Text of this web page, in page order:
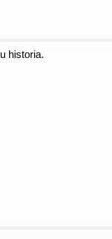
historia.